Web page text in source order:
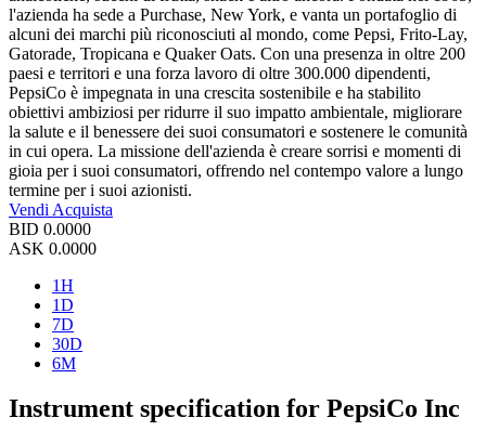
l'azienda ha sede a Purchase, New York, e vanta un portafoglio di
alcuni dei marchi più riconosciuti al mondo, come Pepsi, Frito-Lay,
Gatorade, Tropicana e Quaker Oats. Con una presenza in oltre 200
paesi e territori e una forza lavoro di oltre 300.000 dipendenti,
PepsiCo è impegnata in una crescita sostenibile e ha stabilito
obiettivi ambiziosi per ridurre il suo impatto ambientale, migliorare
la salute e il benessere dei suoi consumatori e sostenere le comunità
in cui opera. La missione dell'azienda è creare sorrisi e momenti di
gioia per i suoi consumatori, offrendo nel contempo valore a lungo
termine per i suoi azionisti.
Vendi Acquista
BID 0.0000
ASK 0.0000
1H
1D
7D
30D
6M
Instrument specification for PepsiCo Inc